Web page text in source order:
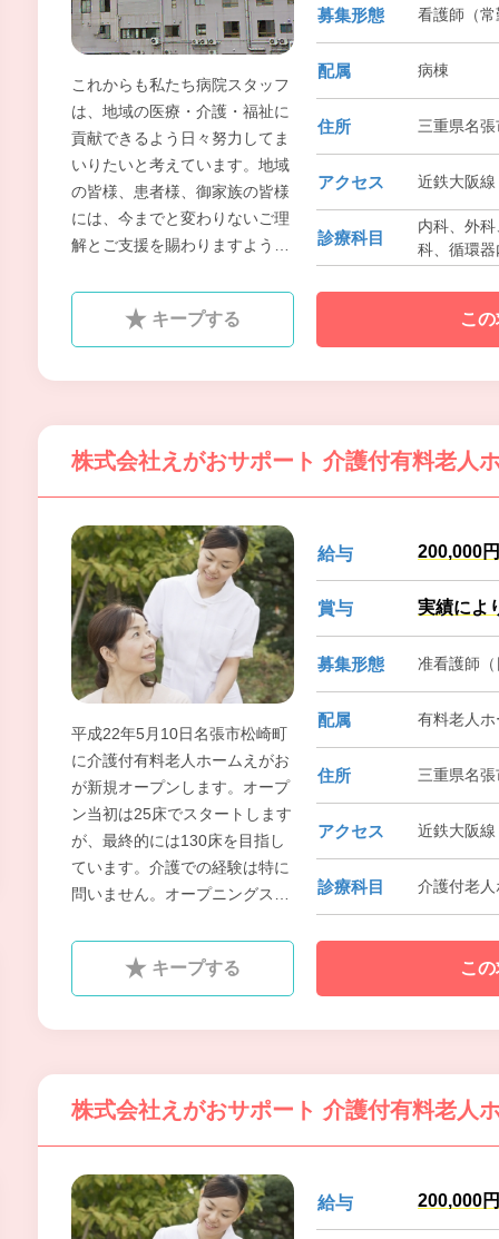
これからも私たち病院スタッフ
は、地域の医療・介護・福祉に
貢献できるよう日々努力してま
いりたいと考えています。地域
の皆様、患者様、御家族の皆様
には、今までと変わりないご理
解とご支援を賜わりますよう
募集形態 看護師（
配属 病棟
住所 三重県名
アクセス 近鉄大阪
診療科目
内科、外
科、循環器
マチ科、
キープする こ
株式会社えがおサポート 介護付有料老人
平成22年5月10日名張市松崎町
に介護付有料老人ホームえがお
が新規オープンします。オープ
ン当初は25床でスタートします
が、最終的には130床を目指し
ています。介護での経験は特に
問いません。オープニングスタ
しませんか？
給与 200,000
賞与 実績によ
募集形態 准看護師
配属 有料老人ホ
住所 三重県名
アクセス 近鉄大阪
診療科目 介護付老
キープする こ
株式会社えがおサポート 介護付有料老人
給与 200,000